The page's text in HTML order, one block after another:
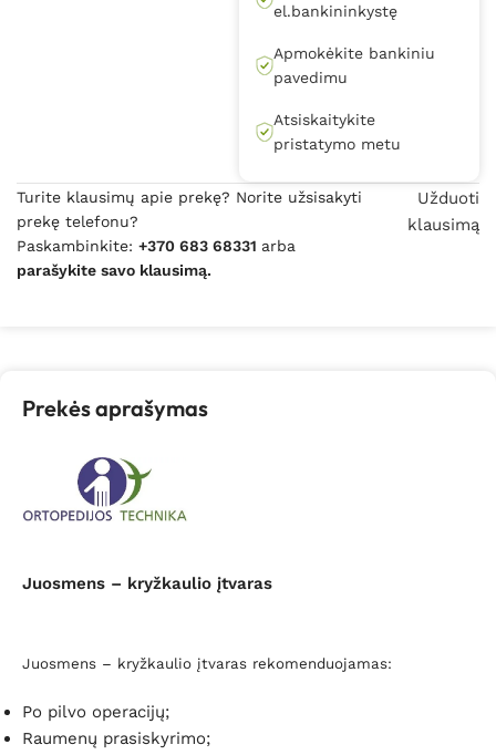
el.bankininkystę
Apmokėkite bankiniu
pavedimu
Atsiskaitykite
pristatymo metu
Turite klausimų apie prekę? Norite užsisakyti
prekę telefonu?
Paskambinkite: +370 683 68331 arba
parašykite savo klausimą.
Užduoti
klausimą
Prekės aprašymas
Juosmens – kryžkaulio įtvaras
Juosmens – kryžkaulio įtvaras rekomenduojamas:
Po pilvo operacijų;
Raumenų prasiskyrimo;